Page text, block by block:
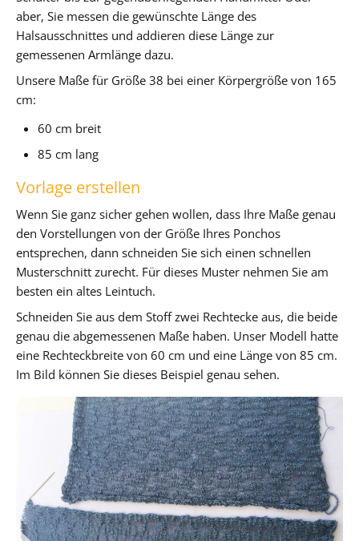
aber, Sie messen die gewünschte Länge des
Halsausschnittes und addieren diese Länge zur
gemessenen Armlänge dazu.
Unsere Maße für Größe 38 bei einer Körpergröße von 165
cm:
60 cm breit
85 cm lang
Vorlage erstellen
Wenn Sie ganz sicher gehen wollen, dass Ihre Maße genau
den Vorstellungen von der Größe Ihres Ponchos
entsprechen, dann schneiden Sie sich einen schnellen
Musterschnitt zurecht. Für dieses Muster nehmen Sie am
besten ein altes Leintuch.
Schneiden Sie aus dem Stoff zwei Rechtecke aus, die beide
genau die abgemessenen Maße haben. Unser Modell hatte
eine Rechteckbreite von 60 cm und eine Länge von 85 cm.
Im Bild können Sie dieses Beispiel genau sehen.